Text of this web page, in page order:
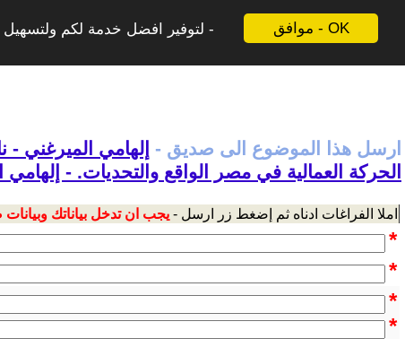
موافق - OK
لتوفير افضل خدمة لكم ولتسهيل
ارسل هذا الموضوع الى صديق - إلهامي الميرغني
الحركة العمالية في مصر الواقع والتحديات. - إلهامي
املا الفراغات ادناه ثم إضغط زر ارسل - يجب ان تدخل بياناتك
*
*
*
*